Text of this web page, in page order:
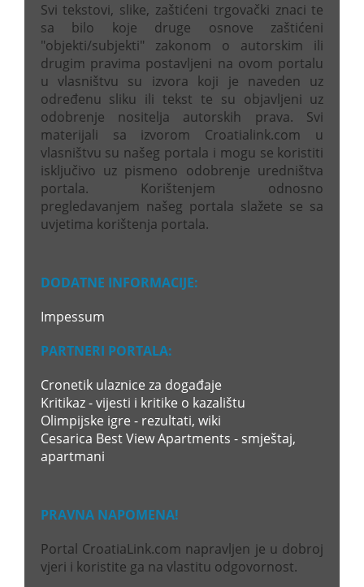
Svi tekstovi, slike, zaštićeni trgovački znaci te
sa bilo koje druge osnove zaštićeni
"objekti/subjekti" zakonom o autorskim ili
drugim pravima postavljeni na ovom portalu
u vlasništvu su izvora koji je naveden uz
određenu sliku ili tekst te su objavljeni uz
odobrenje nositelja autorskih prava. Svi
materijali sa izvorom Croatialink.com u
vlasništvu su našeg portala i mogu se koristiti
isključivo uz pismeno odobrenje uredništva
portala. Korištenjem odnosno
pregledavanjem našeg portala slažete se sa
uvjetima korištenja portala.
DODATNE INFORMACIJE:
Impessum
PARTNERI PORTALA:
Cronetik ulaznice za događaje
Kritikaz - vijesti i kritike o kazalištu
Olimpijske igre - rezultati, wiki
Cesarica Best View Apartments - smještaj,
apartmani
PRAVNA NAPOMENA!
Portal CroatiaLink.com napravljen je u dobroj
vjeri i koristite ga na vlastitu odgovornost.